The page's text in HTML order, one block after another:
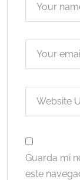
Guarda mi
este